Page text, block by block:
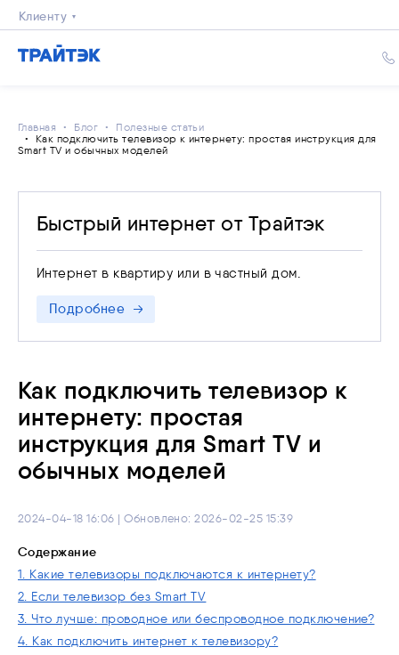
Клиенту
Главная Блог
Полезные статьи
Как подключить телевизор к интернету: простая инструкция для
Smart TV и обычных моделей
Быстрый интернет от Трайтэк
Интернет в квартиру или в частный дом.
Подробнее
Как подключить телевизор к
интернету: простая
инструкция для Smart TV и
обычных моделей
2024-04-18 16:06 | Обновлено: 2026-02-25 15:39
Содержание
1. Какие телевизоры подключаются к интернету?
2. Если телевизор без Smart TV
3. Что лучше: проводное или беспроводное подключение?
4. Как подключить интернет к телевизору?